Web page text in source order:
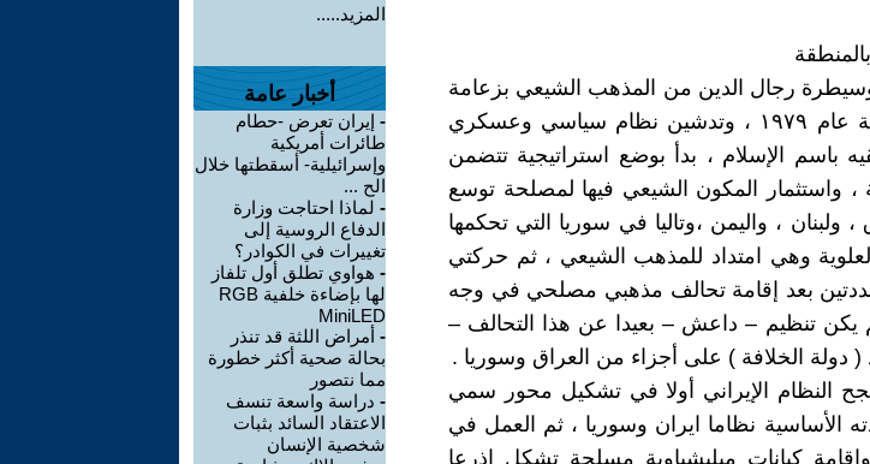
رجال الدين من المذهب الشيعي بزعامة
آية الله خميني على مقاليد السلطة عام ١٩٧٩ ، وتدشين نظام سياسي وعسكري
باسم الإسلام ، بدأ بوضع استراتيجية تتضمن
واستثمار المكون الشيعي فيها لمصلحة توسع
ولبنان ، واليمن ،وتاليا في سوريا التي تحكمها
العلوية وهي امتداد للمذهب الشيعي ، ثم حركتي
بعد إقامة تحالف مذهبي مصلحي في وجه
يكن تنظيم – داعش – بعيدا عن هذا التحالف –
الخلافة ) على أجزاء من العراق وسوريا .
النظام الإيراني أولا في تشكيل محور سمي
الأساسية نظاما ايران وسوريا ، ثم العمل في
كيانات ميليشياوية مسلحة تشكل اذرعا
المزيد.....
أخبار عامة
- إيران تعرض -حطام
طائرات أمريكية
وإسرائيلية- أسقطتها خلال
الح ...
- لماذا احتاجت وزارة
الدفاع الروسية إلى
تغييرات في الكوادر؟
- هواوي تطلق أول تلفاز
لها بإضاءة خلفية RGB
MiniLED
- أمراض اللثة قد تنذر
بحالة صحية أكثر خطورة
مما نتصور
- دراسة واسعة تنسف
الاعتقاد السائد بثبات
شخصية الإنسان